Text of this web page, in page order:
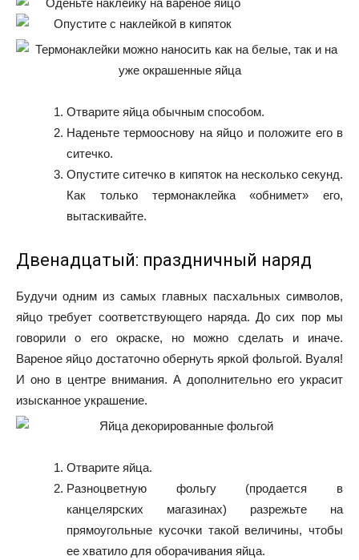
Отварите яйца обычным способом.
Наденьте термооснову на яйцо и положите его в
ситечко.
Опустите ситечко в кипяток на несколько секунд.
Как только термонаклейка «обнимет» его,
вытаскивайте.
Двенадцатый: праздничный наряд
Будучи одним из самых главных пасхальных символов,
яйцо требует соответствующего наряда. До сих пор мы
говорили о его окраске, но можно сделать и иначе.
Вареное яйцо достаточно обернуть яркой фольгой. Вуаля!
И оно в центре внимания. А дополнительно его украсит
изысканное украшение.
Отварите яйца.
Разноцветную фольгу (продается в
канцелярских магазинах) разрежьте на
прямоугольные кусочки такой величины, чтобы
ее хватило для оборачивания яйца.